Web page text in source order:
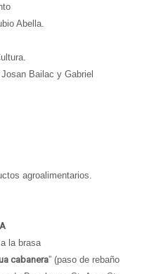
Abella.
Bailac y Gabriel
agroalimentarios
la brasa
cabanera” (paso de rebaño